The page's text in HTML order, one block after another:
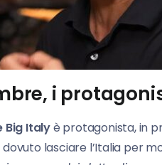
i
Big Italyè protagonista, in
lasciare l’Italia per